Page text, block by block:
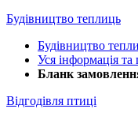
Будівництво теплиць
Будівництво
Уся інформація та
Бланк
Відгодівля птиці